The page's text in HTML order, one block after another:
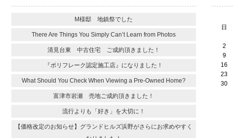
M様邸 地鎮祭でした
There Are Things You Simply Can’t Learn from Photos
清見台東 中古住宅 ご成約頂きました！
『ポリフレーク認定施工店』になりました！
What Should You Check When Viewing a Pre-Owned Home?
富津市岩瀬 売地ご成約頂きました！
流行よりも「好き」を大切に！
【価格改定のお知らせ】グランドヒルズ浜野がさらにお求めやすく
日
2
9
16
23
30